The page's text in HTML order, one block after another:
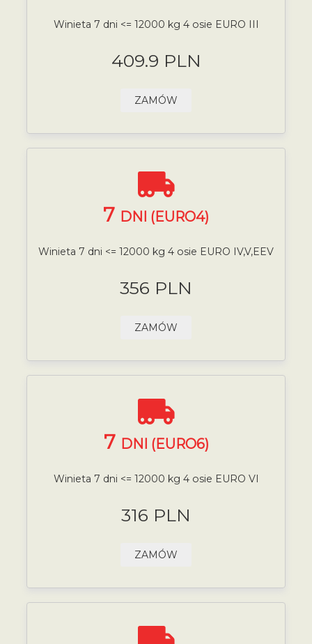
Winieta 7 dni <= 12000 kg 4 osie EURO III
409.9 PLN
ZAMÓW
7 DNI (EURO4)
Winieta 7 dni <= 12000 kg 4 osie EURO IV,V,EEV
356 PLN
ZAMÓW
7 DNI (EURO6)
Winieta 7 dni <= 12000 kg 4 osie EURO VI
316 PLN
ZAMÓW